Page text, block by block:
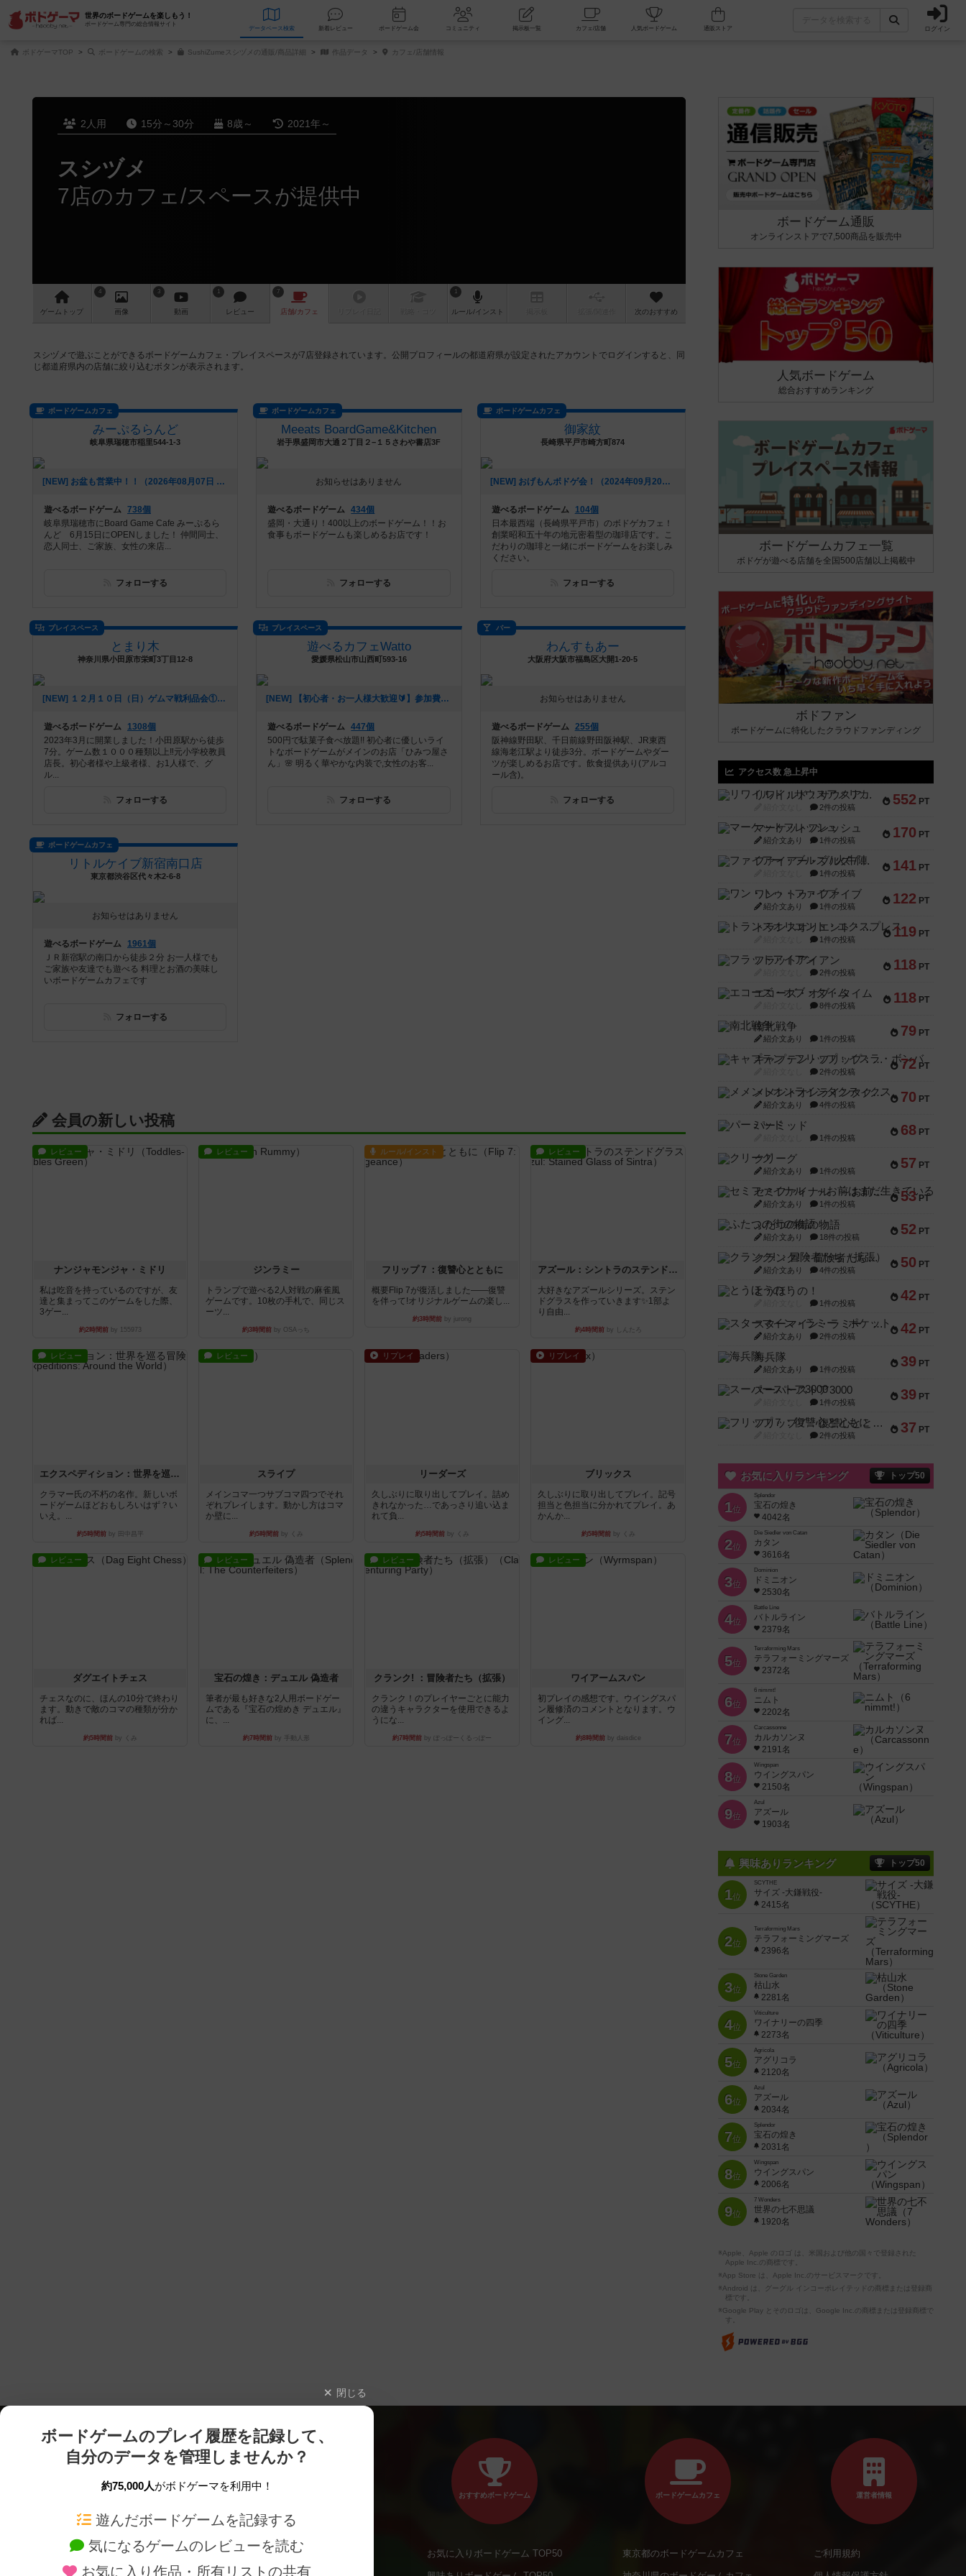
世界のボードゲームを楽しもう！
ボードゲーム専門の総合情報サイト
データベース 検索 新着レビュー ボードゲーム会 コミュニティ 掲示板一覧 カフェ/店舗 人気ボードゲーム ログイン
ボドゲーマTOP ボードゲームの検索 SushiZumeスシヅメの通販/商品詳細 作品データ カフェ/店舗情報
2人用 15分～30分 8歳～ 2021年～
スシヅメ
7店のカフェ/スペースが提供中
ゲーム トップ
4
画像
3
動画
1
レビュー
7
店舗/カフェ
1
ルール/インスト 次のおすすめ
スシヅメで遊ぶことができるボードゲームカフェ・プレイスペースが7店登録されています。公開プロフィールの都道府県が設定されたアカウントでログインすると、同
じ都道府県内の店舗に絞り込むボタンが表示されます。
ボードゲームカフェ
みーぷるらんど
岐阜県瑞穂市稲里544-1-3
[NEW] お盆も営業中！！（2026年08月07日 00時53分）
遊べるボードゲーム 738個
岐阜県瑞穂市にBoard Game Cafe みーぷるら
んど 6月15日にOPENしました！ 仲間同士、
恋人同士、ご家族、女性の来店...
フォローする
ボードゲームカフェ
Meeats BoardGame&Kitchen
岩手県盛岡市大通２丁目２−１５さわや書店3F
お知らせはありません
遊べるボードゲーム 434個
盛岡・大通り！400以上のボードゲーム！！お
食事もボードゲームも楽しめるお店です！
フォローする
ボードゲームカフェ
御家紋
長崎県平戸市崎方町874
[NEW] おげもんボドゲ会！（2024年09月20日 19時42分）
遊べるボードゲーム
104個
日本最西端（長崎県平戸市）のボドゲカフェ！
創業昭和五十年の地元密着型の珈琲店です。こ
だわりの珈琲と一緒にボードゲームをお楽しみ
ください。
フォローする
プレイスペース
とまり木
神奈川県小田原市栄町3丁目12-8
[NEW] １２月１０日（日）ゲムマ戦利品会①（2023年11月30日 18時05分）
遊べるボードゲーム
1308個
2023年3月に開業しました！小田原駅から徒歩
7分。ゲーム数１０００種類以上‼️元小学校教員
店長。初心者様や上級者様、お1人様で、グ
ル...
フォローする
プレイスペース
遊べるカフェWatto
愛媛県松山市山西町593-16
[NEW] 【初心者・お一人様大歓迎🔰】参加費1000円☆マーダーミステリー会（2023年07月05日 15時39分）
遊べるボードゲーム 447個
500円で駄菓子食べ放題!! 初心者に優しいライ
トなボードゲームがメインのお店「ひみつ屋さ
ん」🌸 明るく華やかな内装で,女性のお客...
フォローする
バー
わんすもあー
大阪府大阪市福島区大開1-20-5
お知らせはありません
遊べるボードゲーム 255個
阪神線野田駅、千日前線野田阪神駅、JR東西
線海老江駅より徒歩3分。ボードゲームやダー
ツが楽しめるお店です。飲食提供あり(アルコ
ール含)。
フォローする
ボードゲームカフェ
リトルケイブ新宿南口店
東京都渋谷区代々木2-6-8
お知らせはありません
遊べるボードゲーム
1961個
ＪＲ新宿駅の南口から徒歩２分 お一人様でも
ご家族や友達でも遊べる 料理とお酒の美味し
いボードゲームカフェです
フォローする
会員の新しい投稿
レビュー
ナンジャモンジャ・ミドリ
私は吃音を持っているのですが、友
達と集まってこのゲームをした際、
3ゲー...
約2時間前by 155973
レビュー
ジンラミー
トランプで遊べる2人対戦の麻雀風
ゲームです。10枚の手札で、同じス
ーツ...
約3時間前 by OSAっち
ルール/インスト
フリップ７：復讐心とともに
概要Flip 7が復活しました――復讐
を伴って!オリジナルゲームの楽し...
約3時間前 by jurong
レビュー
アズール：シントラのステンドグラス
大好きなアズールシリーズ。ステン
ドグラスを作っていきます✨1部よ
り自由...
約4時間前by しんたろ
レビュー
エクスペディション：世界を巡る冒険
クラマー氏の不朽の名作。新しいボ
ードゲームほどおもしろいはず？い
いえ。...
約5時間前by 田中昌平
レビュー
スライプ
メインコマ一つサブコマ四つでそれ
ぞれプレイします。動かし方はコマ
か壁に...
約5時間前by くみ
リプレイ
リーダーズ
久しぶりに取り出してプレイ。詰め
きれなかった…であっさり追い込ま
れて負...
約5時間前by くみ
リプレイ
ブリックス
久しぶりに取り出してプレイ。記号
担当と色担当に分かれてプレイ。あ
かんか...
約5時間前by くみ
レビュー
ダグエイトチェス
チェスなのに、ほんの10分で終わり
ます。動きで敵のコマの種類が分か
れば...
約5時間前by くみ
レビュー
宝石の煌き：デュエル 偽造者
筆者が最も好きな2人用ボードゲー
ムである『宝石の煌めき デュエル』
に、...
約7時間前by 手動人形
レビュー
クランク! ：冒険者たち（拡張）
クランク！のプレイヤーごとに能力
の違うキャラクターを使用できるよ
うにな...
約7時間前 by ぽっぽーくるっぽー
レビュー
ワイアームスパン
初プレイの感想です。ウイングスパ
ン履修済のコメントとなります。ウ
イング...
約8時間前by daisdice
ボードゲーム通販
オンラインストアで7,500商品を販売中
人気ボードゲーム
総合おすすめランキング
ボードゲームカフェ一覧
ボドゲが遊べる店舗を全国500店舗以上掲載中
ボドファン
ボードゲームに特化したクラウドファンディング
アクセス数 急上昇中
552 PT
リワイルド：サウスアメリカ
2件の投稿
170 PT
マーケットフレッシュ
紹介文あり 1件の投稿
141 PT
ファイアー・ブルズ / 火牛陣
1件の投稿
122 PT
ワン・トゥ・ファイブ
紹介文あり 1件の投稿
119 PT
トランスオリエント・エクスプレス
1件の投稿
118 PT
フラットアイアン
2件の投稿
118 PT
エコーズ・オブ・タイム
8件の投稿
79 PT
南北戦争
紹介文あり 1件の投稿
72 PT
キャプテン・フリップ：イスラ・ボンバ
2件の投稿
70 PT
メメントオンラインタクティクス
紹介文あり 4件の投稿
68 PT
パーミッド
1件の投稿
57 PT
クリーグ
紹介文あり 1件の投稿
53 PT
セミファイナル ～お前はまだ生きている～
紹介文あり 1件の投稿
52 PT
ふたつの街の物語
紹介文あり 18件の投稿
50 PT
クランク! ：冒険者たち（拡張）
紹介文あり 4件の投稿
42 PT
とうほうの！
1件の投稿
42 PT
スターマイン・ラミー ポケット
紹介文あり 2件の投稿
39 PT
海兵隊
紹介文あり 1件の投稿
39 PT
スーパーストア3000
1件の投稿
37 PT
フリップ７：復讐心とともに
2件の投稿
お気に入りランキング トップ50
1位
Splendor
宝石の煌き
4042名
2位
Die Siedler von Catan
カタン
3616名
3位
Dominion
ドミニオン
2530名
4位
Battle Line
バトルライン
2379名
5位
Terraforming Mars
テラフォーミングマーズ
2372名
6位
6 nimmt!
ニムト
2202名
7位
Carcassonne
カルカソンヌ
2191名
8位
Wingspan
ウイングスパン
2150名
9位
Azul
アズール
1903名
興味ありランキング トップ50
1位
SCYTHE
サイズ -大鎌戦役-
2415名
2位
Terraforming Mars
テラフォーミングマーズ
2396名
3位
Stone Garden
枯山水
2281名
4位
Viticulture
ワイナリーの四季
2273名
5位
Agricola
アグリコラ
2120名
6位
Azul
アズール
2034名
7位
Splendor
宝石の煌き
2031名
8位
Wingspan
ウイングスパン
2006名
9位
7 Wonders
世界の七不思議
1920名
※Apple、Apple のロゴ は、米国および他の国々で登録された
Apple Inc.の商標です。
※App Store は、Apple Inc.のサービスマークです。
※Android は、グーグル インコーポレイテッドの商標または登録商
標です。
※Google Play とそのロゴは、Google Inc.の商標または登録商標で
す。
閉じる
ボードゲームのプレイ履歴を記録して、
自分のデータを管理しませんか？
約75,000人がボドゲーマを利用中！
遊んだボードゲームを記録する
気になるゲームのレビューを読む
お気に入り作品・所有リストの共有
ボードゲームを検索する 新作・再入荷情報
おすすめボードゲーム
お気に入りボードゲーム TOP50
ボードゲームカフェ
東京都のボードゲームカフェ
運営者情報
ご利用規約